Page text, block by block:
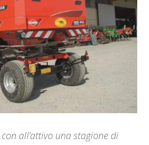
all’attivo una stagione di